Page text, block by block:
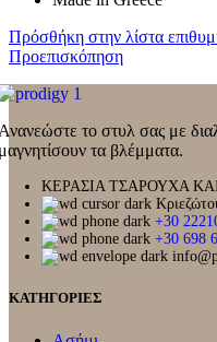
Πρόσθήκη στην λίστα
Προεπισκόπηση
το στυλ σας με
τα βλέμματα.
ΚΕΡΑΣΙΑ ΤΣΑΡΟΥΧΑ ΚΑΙ
+30
+30 698
ΚΑΤΗΓΟΡΙΕΣ